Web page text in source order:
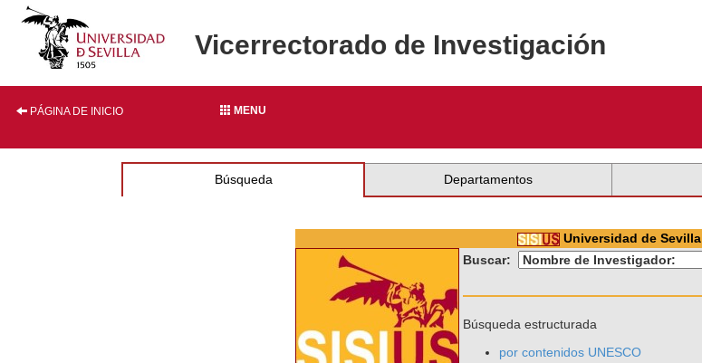
Vicerrectorado de Investigación
PÁGINA DE INICIO MENU
Búsqueda Departamentos
Universidad de Sevilla
Buscar:
Búsqueda estructurada
por contenidos UNESCO